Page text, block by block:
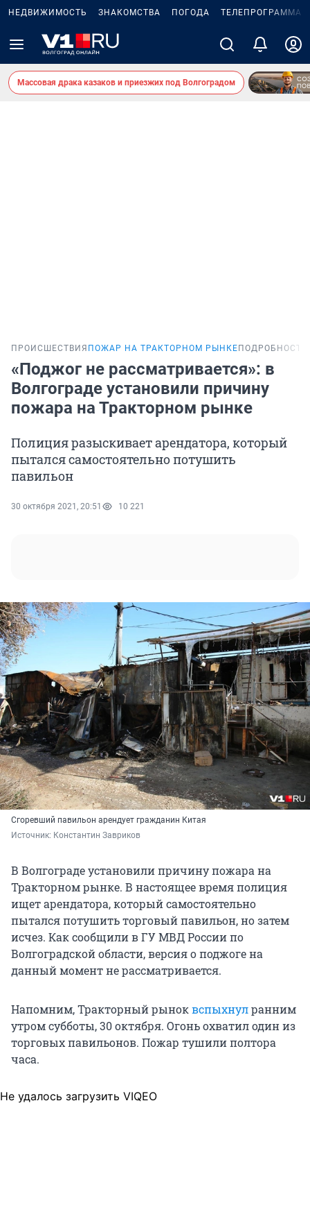
НЕДВИЖИМОСТЬ ЗНАКОМСТВА ПОГОДА ТЕЛЕПРОГРАММА
Массовая драка казаков и приезжих под Волгоградом
ПРОИСШЕСТВИЯ ПОЖАР НА ТРАКТОРНОМ РЫНКЕ ПОДРОБНОСТИ
«Поджог не рассматривается»: в
Волгограде установили причину
пожара на Тракторном рынке
Полиция разыскивает арендатора, который
пытался самостоятельно потушить
павильон
30 октября 2021, 20:51 10 221
Сгоревший павильон арендует гражданин Китая
Источник: Константин Завриков
В Волгограде установили причину пожара на
Тракторном рынке. В настоящее время полиция
ищет арендатора, который самостоятельно
пытался потушить торговый павильон, но затем
исчез. Как сообщили в ГУ МВД России по
Волгоградской области, версия о поджоге на
данный момент не рассматривается.
Напомним, Тракторный рыноквспыхнулранним
утром субботы, 30 октября. Огонь охватил один из
торговых павильонов. Пожар тушили полтора
часа.
Не удалось загрузить VIQEO